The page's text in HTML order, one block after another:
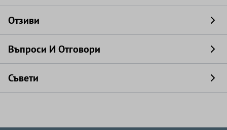
Отзиви
Въпроси И Отговори
Съвети